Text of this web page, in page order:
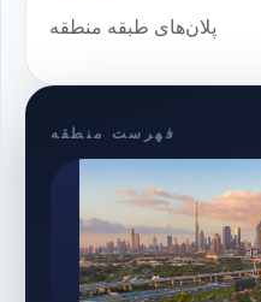
پلان‌های طبقه منطقه
فهرست منطقه